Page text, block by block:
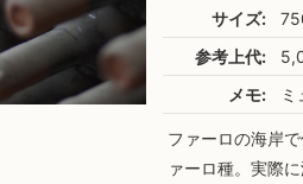
サイズ:
参考上代:
メモ:
ファーロの海岸
ァーロ種。実際